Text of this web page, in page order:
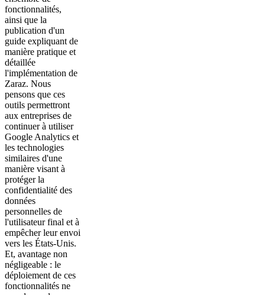
fonctionnalités,
ainsi que la
publication d'un
guide expliquant de
manière pratique et
détaillée
l'implémentation de
Zaraz. Nous
pensons que ces
outils permettront
aux entreprises de
continuer à utiliser
Google Analytics et
les technologies
similaires d'une
manière visant à
protéger la
confidentialité des
données
personnelles de
l'utilisateur final et à
empêcher leur envoi
vers les États-Unis.
Et, avantage non
négligeable : le
déploiement de ces
fonctionnalités ne